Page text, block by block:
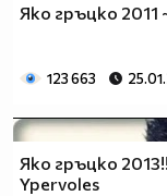
Яко гръцко 2011
123 663
Яко гръцко
Ypervoles